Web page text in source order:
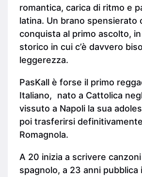
romantica, carica di ritmo e
latina. Un brano spensierato
conquista al primo ascolto,
storico in cui c’è davvero
leggerezza.
PasKall è forse il primo
Italiano, nato a Cattolica
vissuto a Napoli la sua
poi trasferirsi
Romagnola.
A 20 inizia a scrivere
spagnolo, a 23 anni pubblica